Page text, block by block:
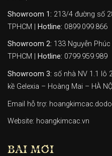
Showroom 1: 213/4 đường số
TPHCM |
Hotline: 0899.099.866
Showroom 2: 133 Nguyễn
TPHCM | Hotline: 0799.959.989
Showroom 3: số nhà NV 1.1 lô
kề Gelexia – Hoàng Mai – HÀ
Email hỗ trợ:
Website: hoangkimcac.vn
BÀI MỚI